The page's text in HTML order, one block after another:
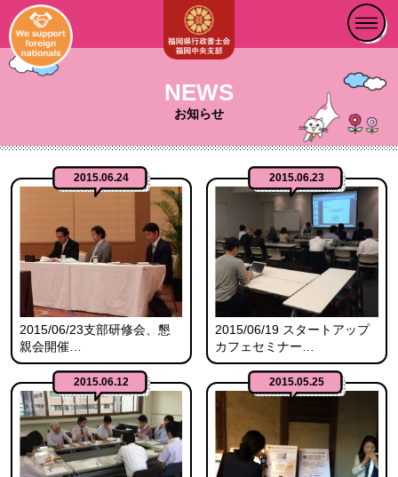
NEWS
お知らせ
2015.06.24
2015/06/23支部研修会、懇
親会開催…
2015.06.23
2015/06/19 スタートアップ
カフェセミナー…
2015.06.12 2015.05.25